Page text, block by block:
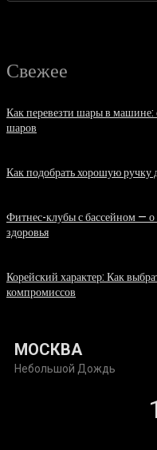
Свежее
Как перевезти шары в машине:
шаров
Как подобрать хорошую ручку
Фитнес-клубы с бассейном —
здоровья
Корейский характер: Как
компромиссов
МОСКВА
Небольшой Дождь